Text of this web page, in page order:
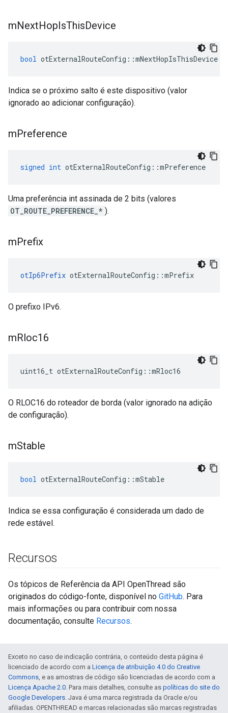
mNextHopIsThisDevice
bool otExternalRouteConfig ::mNextHopIsThisDevice
Indica se o próximo salto é este dispositivo (valor
ignorado ao adicionar configuração).
mPreference
signed int otExternalRouteConfig ::mPreference
Uma preferência int assinada de 2 bits (valores
OT_ROUTE_PREFERENCE_* ).
mPrefix
otIp6Prefix otExternalRouteConfig ::mPrefix
O prefixo IPv6.
mRloc16
uint16_t otExternalRouteConfig ::mRloc16
O RLOC16 do roteador de borda (valor ignorado na adição
de configuração).
mStable
bool otExternalRouteConfig ::mStable
Indica se essa configuração é considerada um dado de
rede estável.
Recursos
Os tópicos de Referência da API OpenThread são
originados do código-fonte, disponível no GitHub. Para
mais informações ou para contribuir com nossa
documentação, consulte Recursos.
Exceto no caso de indicação contrária, o conteúdo desta página é
licenciado de acordo com a Licença de atribuição 4.0 do Creative
Commons, e as amostras de código são licenciadas de acordo com a
Licença Apache 2.0. Para mais detalhes, consulte as políticas do site do
Google Developers. Java é uma marca registrada da Oracle e/ou
afiliadas. OPENTHREAD e marcas relacionadas são marcas registradas